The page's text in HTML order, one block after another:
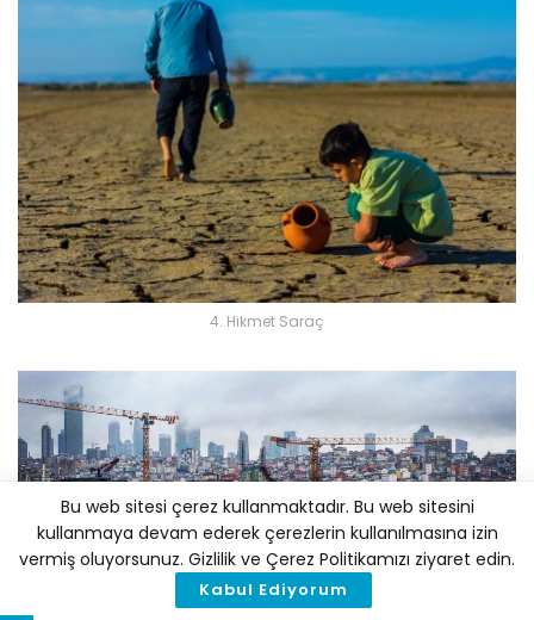
4. Hikmet Saraç
Bu web sitesi çerez kullanmaktadır. Bu web sitesini
kullanmaya devam ederek çerezlerin kullanılmasına izin
vermiş oluyorsunuz. Gizlilik ve Çerez Politikamızı ziyaret edin.
Kabul Ediyorum